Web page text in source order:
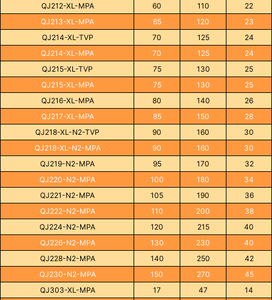
QJ212-XL-MPA
60 110
22
QJ213-XL-MPA
65 120
23
QJ214-XL-TVP
70 125
24
QJ214-XL-MPA
70 125
24
QJ215-XL-TVP
75 130
25
QJ215-XL-MPA
75 130
25
QJ216-XL-MPA
80 140
26
QJ217-XL-MPA
85 150
28
QJ218-XL-N2-TVP
90 160
30
QJ218-XL-N2-MPA
90 160
30
QJ219-N2-MPA
95 170
32
QJ220-N2-MPA
100 180
34
QJ221-N2-MPA
105 190
36
QJ222-N2-MPA
110 200
38
QJ224-N2-MPA
120 215
40
QJ226-N2-MPA
130 230
40
QJ228-N2-MPA
140 250
42
QJ230-N2-MPA
150 270
45
QJ303-XL-MPA
17 47
14